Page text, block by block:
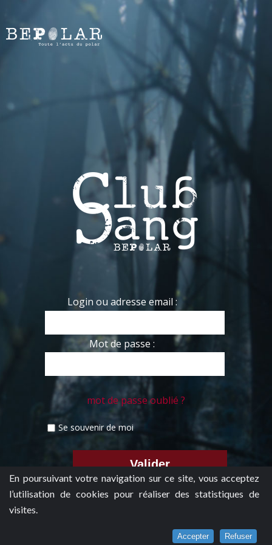
En poursuivant votre navigation sur ce site, vous acceptez
l’utilisation de cookies pour réaliser des statistiques de
visites.
Accepter Refuser
Login ou adresse email :
Mot de passe :
mot de passe oublié ?
Se souvenir de moi